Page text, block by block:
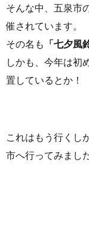
そんな中、五泉市
催されています。
その名も 「七夕風
しかも、今年は初
置しているとか！
これはもう行くし
市へ行ってみまし